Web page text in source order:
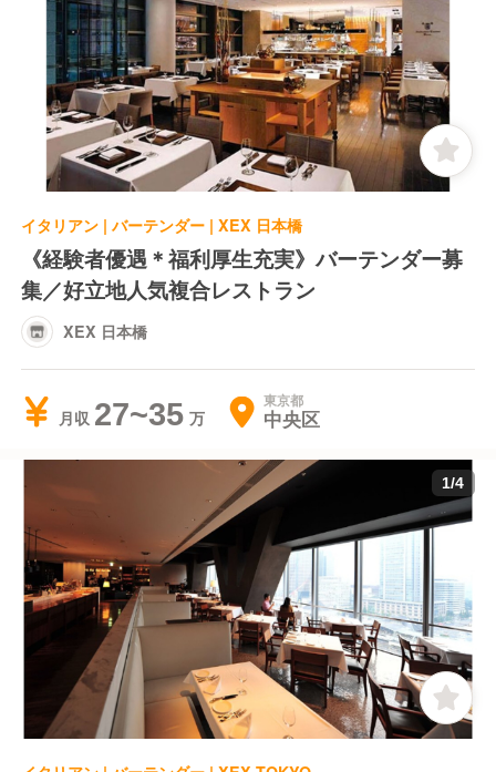
イタリアン | バーテンダー | XEX 日本橋
《経験者優遇＊福利厚生充実》バーテンダー募
集／好立地人気複合レストラン
XEX 日本橋
月収 27~35 東京都
中央区
1/4